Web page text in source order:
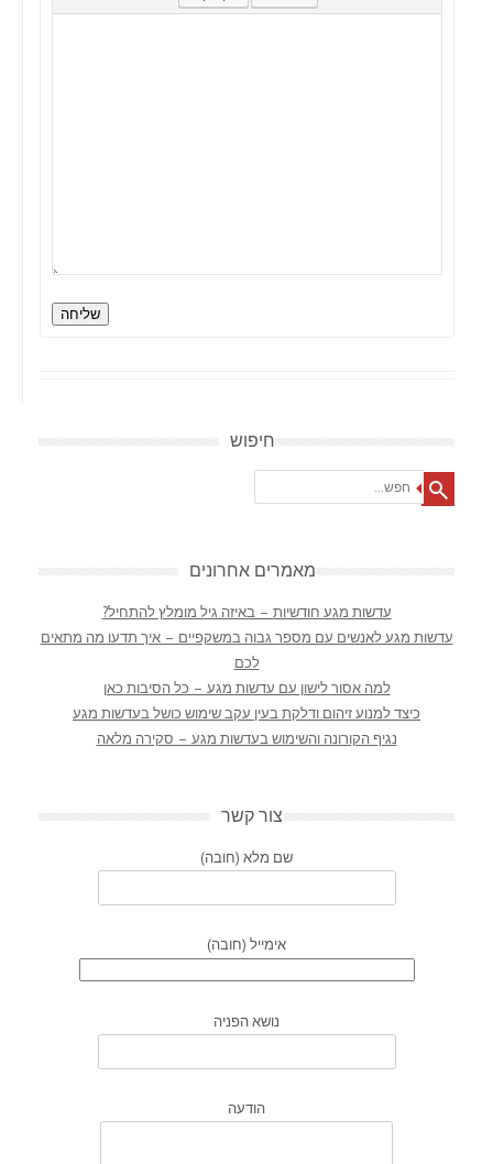
שליחה
חיפוש
מאמרים אחרונים
עדשות מגע חודשיות – באיזה גיל מומלץ להתחיל?
עדשות מגע לאנשים עם מספר גבוה במשקפיים – איך תדעו מה מתאים
לכם
למה אסור לישון עם עדשות מגע – כל הסיבות כאן
כיצד למנוע זיהום ודלקת בעין עקב שימוש כושל בעדשות מגע
נגיף הקורונה והשימוש בעדשות מגע – סקירה מלאה
צור קשר
שם מלא (חובה)
אימייל (חובה)
נושא הפניה
הודעה